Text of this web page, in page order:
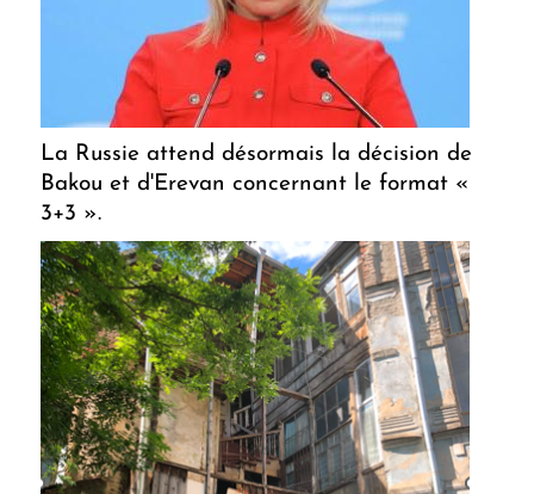
La Russie attend désormais la décision de
Bakou et d'Erevan concernant le format «
3+3 ».